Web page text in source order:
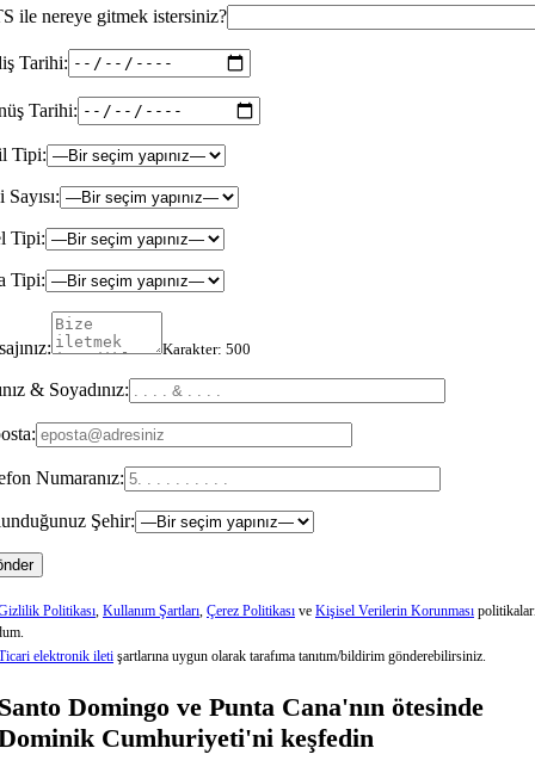
ile nereye gitmek istersiniz?
Tarihi:
Tarihi:
Tipi:
Tipi:
Tipi:
Karakter: 500
& Soyadınız:
Numaranız:
Şehir:
Politikası Kullanım Şartları Çerez Politikası ve Kişisel Verilerin Korunması
elektronik ileti şartlarına uygun olarak tarafıma tanıtım/bildirim gönderebilirsiniz.
Domingo ve Punta Cana'nın ötesinde
Cumhuriyeti'ni keşfedin